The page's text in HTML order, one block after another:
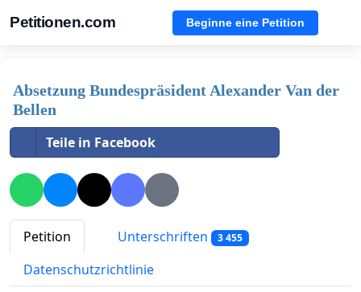
Petitionen.com Beginne eine Petition
Absetzung Bundespräsident Alexander Van der
Bellen
Teile in Facebook
Petition Unterschriften 3 455
Datenschutzrichtlinie